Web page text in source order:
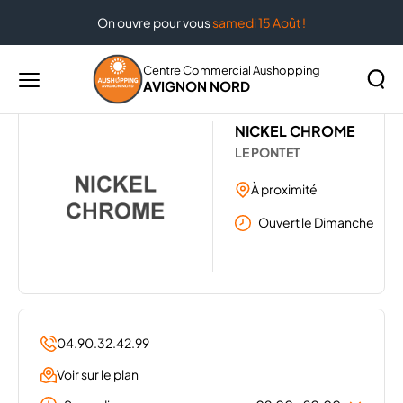
On ouvre pour voussamedi 15 Août !
Menu
principal
Centre Commercial Aushopping
AVIGNON NORD
Les magasins de votre centre Aushopping Avignon
NICKEL CHROME
NICKEL CHROME
LE PONTET
À proximité
Ouvert le Dimanche
04.90.32.42.99
Voir sur le plan